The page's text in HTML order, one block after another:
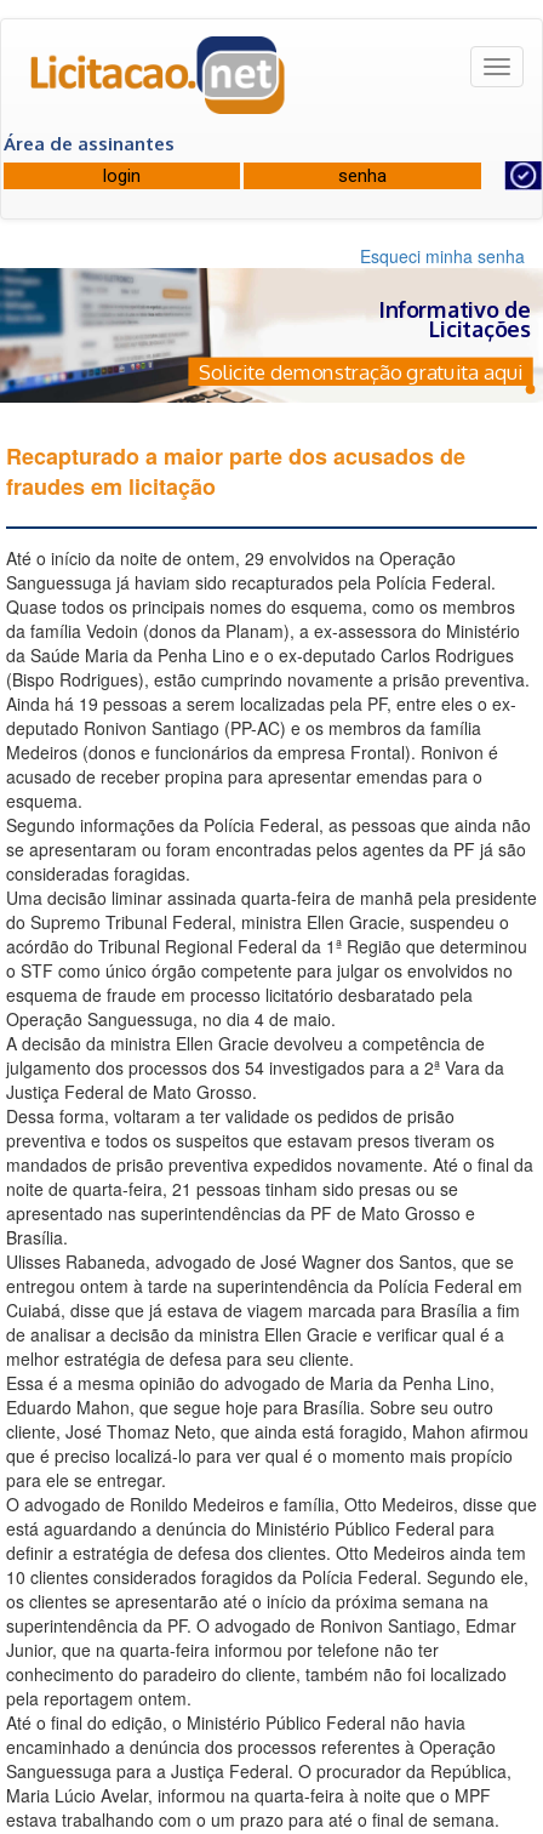
Área de assinantes
Esqueci minha senha
Informativo de
Licitações
Solicite demonstração gratuita aqui
Recapturado a maior parte dos acusados de
fraudes em licitação
Até o início da noite de ontem, 29 envolvidos na Operação
Sanguessuga já haviam sido recapturados pela Polícia Federal.
Quase todos os principais nomes do esquema, como os membros
da família Vedoin (donos da Planam), a ex-assessora do Ministério
da Saúde Maria da Penha Lino e o ex-deputado Carlos Rodrigues
(Bispo Rodrigues), estão cumprindo novamente a prisão preventiva.
Ainda há 19 pessoas a serem localizadas pela PF, entre eles o ex-
deputado Ronivon Santiago (PP-AC) e os membros da família
Medeiros (donos e funcionários da empresa Frontal). Ronivon é
acusado de receber propina para apresentar emendas para o
esquema.
Segundo informações da Polícia Federal, as pessoas que ainda não
se apresentaram ou foram encontradas pelos agentes da PF já são
consideradas foragidas.
Uma decisão liminar assinada quarta-feira de manhã pela presidente
do Supremo Tribunal Federal, ministra Ellen Gracie, suspendeu o
acórdão do Tribunal Regional Federal da 1ª Região que determinou
o STF como único órgão competente para julgar os envolvidos no
esquema de fraude em processo licitatório desbaratado pela
Operação Sanguessuga, no dia 4 de maio.
A decisão da ministra Ellen Gracie devolveu a competência de
julgamento dos processos dos 54 investigados para a 2ª Vara da
Justiça Federal de Mato Grosso.
Dessa forma, voltaram a ter validade os pedidos de prisão
preventiva e todos os suspeitos que estavam presos tiveram os
mandados de prisão preventiva expedidos novamente. Até o final da
noite de quarta-feira, 21 pessoas tinham sido presas ou se
apresentado nas superintendências da PF de Mato Grosso e
Brasília.
Ulisses Rabaneda, advogado de José Wagner dos Santos, que se
entregou ontem à tarde na superintendência da Polícia Federal em
Cuiabá, disse que já estava de viagem marcada para Brasília a fim
de analisar a decisão da ministra Ellen Gracie e verificar qual é a
melhor estratégia de defesa para seu cliente.
Essa é a mesma opinião do advogado de Maria da Penha Lino,
Eduardo Mahon, que segue hoje para Brasília. Sobre seu outro
cliente, José Thomaz Neto, que ainda está foragido, Mahon afirmou
que é preciso localizá-lo para ver qual é o momento mais propício
para ele se entregar.
O advogado de Ronildo Medeiros e família, Otto Medeiros, disse que
está aguardando a denúncia do Ministério Público Federal para
definir a estratégia de defesa dos clientes. Otto Medeiros ainda tem
10 clientes considerados foragidos da Polícia Federal. Segundo ele,
os clientes se apresentarão até o início da próxima semana na
superintendência da PF. O advogado de Ronivon Santiago, Edmar
Junior, que na quarta-feira informou por telefone não ter
conhecimento do paradeiro do cliente, também não foi localizado
pela reportagem ontem.
Até o final do edição, o Ministério Público Federal não havia
encaminhado a denúncia dos processos referentes à Operação
Sanguessuga para a Justiça Federal. O procurador da República,
Maria Lúcio Avelar, informou na quarta-feira à noite que o MPF
estava trabalhando com o um prazo para até o final de semana.